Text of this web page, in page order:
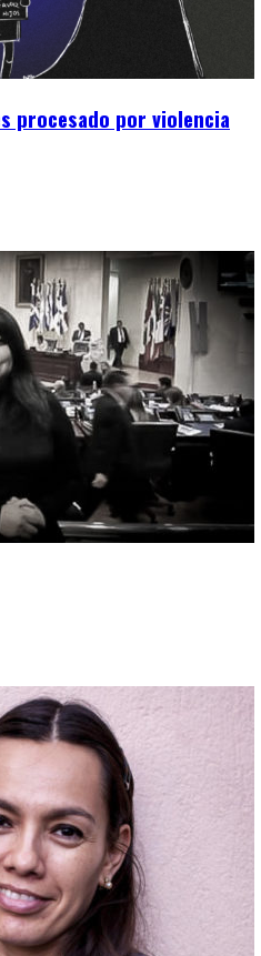
procesado por violencia